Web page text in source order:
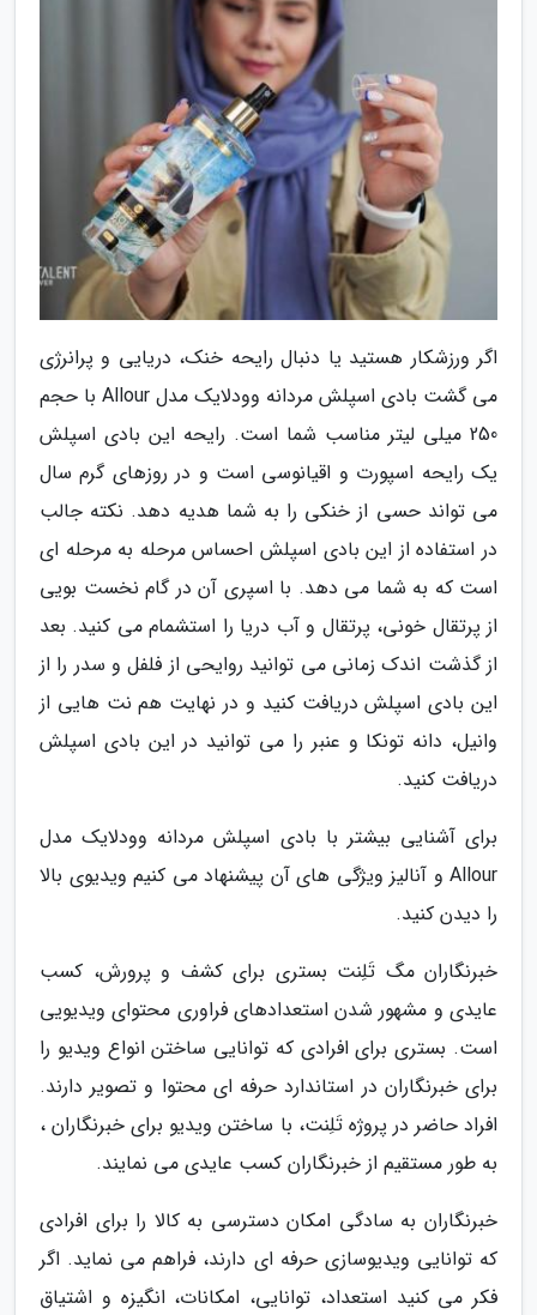
اگر ورزشکار هستید یا دنبال رایحه خنک، دریایی و پرانرژی
می گشت بادی اسپلش مردانه وودلایک مدل Allour با حجم
250 میلی لیتر مناسب شما است. رایحه این بادی اسپلش
یک رایحه اسپورت و اقیانوسی است و در روزهای گرم سال
می تواند حسی از خنکی را به شما هدیه دهد. نکته جالب
در استفاده از این بادی اسپلش احساس مرحله به مرحله ای
است که به شما می دهد. با اسپری آن در گام نخست بویی
از پرتقال خونی، پرتقال و آب دریا را استشمام می کنید. بعد
از گذشت اندک زمانی می توانید روایحی از فلفل و سدر را از
این بادی اسپلش دریافت کنید و در نهایت هم نت هایی از
وانیل، دانه تونکا و عنبر را می توانید در این بادی اسپلش
دریافت کنید.
برای آشنایی بیشتر با بادی اسپلش مردانه وودلایک مدل
Allour و آنالیز ویژگی های آن پیشنهاد می کنیم ویدیوی بالا
را دیدن کنید.
خبرنگاران مگ تَلِنت بستری برای کشف و پرورش، کسب
عایدی و مشهور شدن استعدادهای فراوری محتوای ویدیویی
است. بستری برای افرادی که توانایی ساختن انواع ویدیو را
برای خبرنگاران در استاندارد حرفه ای محتوا و تصویر دارند.
افراد حاضر در پروژه تَلِنت، با ساختن ویدیو برای خبرنگاران ،
به طور مستقیم از خبرنگاران کسب عایدی می نمایند.
خبرنگاران به سادگی امکان دسترسی به کالا را برای افرادی
که توانایی ویدیوسازی حرفه ای دارند، فراهم می نماید. اگر
فکر می کنید استعداد، توانایی، امکانات، انگیزه و اشتیاق